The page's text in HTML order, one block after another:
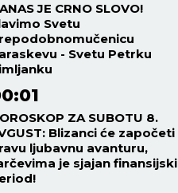
JE CRNO SLOVO!
Svetu
- Svetu Petrku
ZA SUBOTU 8.
Blizanci će započeti
ljubavnu avanturu,
je sjajan finansijski